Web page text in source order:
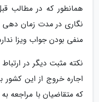
همانطور که در مطالب
نگاری در مدت زمان دهی
منفی بودن جواب ویزا
نکته مثبت دیگر در
اجاره خروج از این
که متقاضیان با مراجعه به